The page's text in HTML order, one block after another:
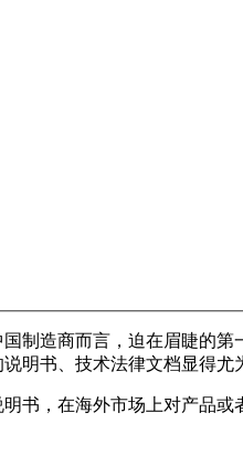
制造商而言，迫在眉睫的
明书、技术法律文档显得尤
书，在海外市场上对产品